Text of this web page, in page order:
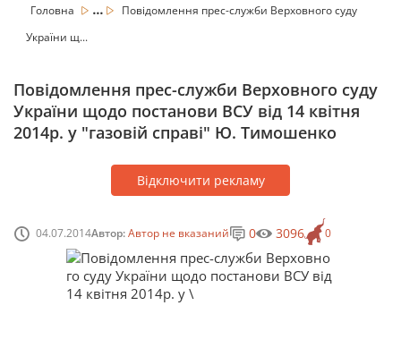
Головна ...
Повідомлення прес-служби Верховного суду
України щ...
Повідомлення прес-служби Верховного суду
України щодо постанови ВСУ від 14 квітня
2014р. у "газовій справі" Ю. Тимошенко
Відключити рекламу
04.07.2014Автор:Автор не вказаний 0
0 3096